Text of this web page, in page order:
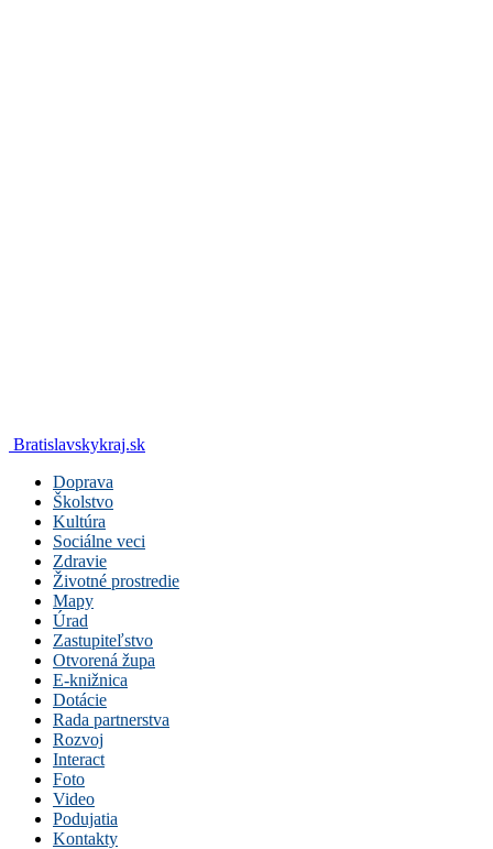
Bratislavskykraj.sk
Doprava
Školstvo
Kultúra
Sociálne veci
Zdravie
Životné prostredie
Mapy
Úrad
Zastupiteľstvo
Otvorená župa
E-knižnica
Dotácie
Rada partnerstva
Rozvoj
Interact
Foto
Video
Podujatia
Kontakty